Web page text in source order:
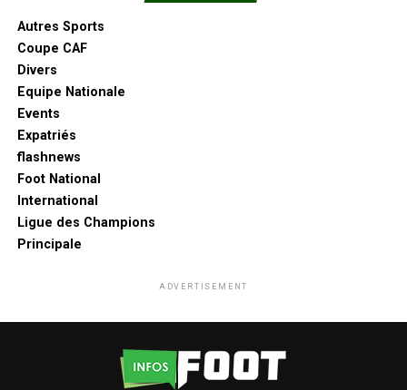
Autres Sports
Coupe CAF
Divers
Equipe Nationale
Events
Expatriés
flashnews
Foot National
International
Ligue des Champions
Principale
ADVERTISEMENT